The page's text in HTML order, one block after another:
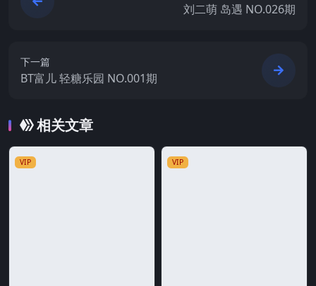
刘二萌 岛遇 NO.026期
下一篇
BT富儿 轻糖乐园 NO.001期
相关文章
VIP VIP